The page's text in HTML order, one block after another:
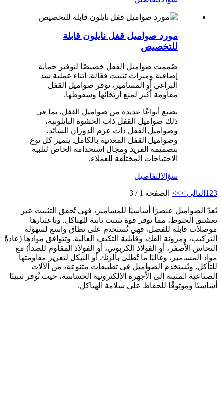
مورد صواميل قفل نايلون قابلة
للتخصيص
صُممت صواميل القفل خصيصًا لتوفير حماية
إضافية وميزات تثبيت فعّالة. أثناء عملية شد
البراغي أو المسامير، توفر صواميل القفل
مقاومة أكبر لمنع ارتخائها وسقوطها.
نصنع أنواعًا عديدة من صواميل القفل، بما في
ذلك صواميل القفل ذات الحشوة النايلونية،
وصواميل القفل ذات عزم الدوران السائد،
وصواميل القفل المعدنية بالكامل. يتميز كل نوع
بتصميمه الفريد ومجال استخدامه الخاص لتلبية
الاحتياجات المختلفة للعملاء.
سؤالالتفاصيل
1 23 التالي >>> الصفحة 1 / 3
تُعدّ الصواميل عنصرًا أساسيًا للمسامير، فهي تُحقق التثبيت عبر
تعشيق الخيوط، مما يوفر قوة تثبيت ثابتة للهياكل. وباعتبارها
موصلات قابلة للفصل، فهي تُستخدم على نطاق واسع لسهولة
التركيب، ومرونة الفك، وقابلية التكيف العالية. وتتوافق موادها (عادةً
النحاس الأصفر، أو الفولاذ الكربوني، أو الفولاذ المقاوم للصدأ) مع
مواد المسامير، وغالبًا ما تُطلى بالزنك أو النيكل لتعزيز مقاومتها
للتآكل. وتُستخدم الصواميل في تطبيقات متنوعة، من الآلات
الصناعية المتينة إلى الأجهزة الإلكترونية الحساسة، حيث تُوفر تثبيتًا
أساسيًا وموثوقًا للحفاظ على سلامة الهياكل.